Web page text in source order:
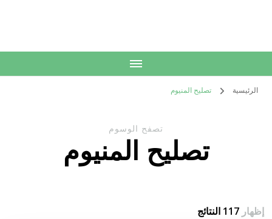
الرئيسية تصليح المنيوم
تصفح الوسوم
تصليح المنيوم
إظهار117 النتائج